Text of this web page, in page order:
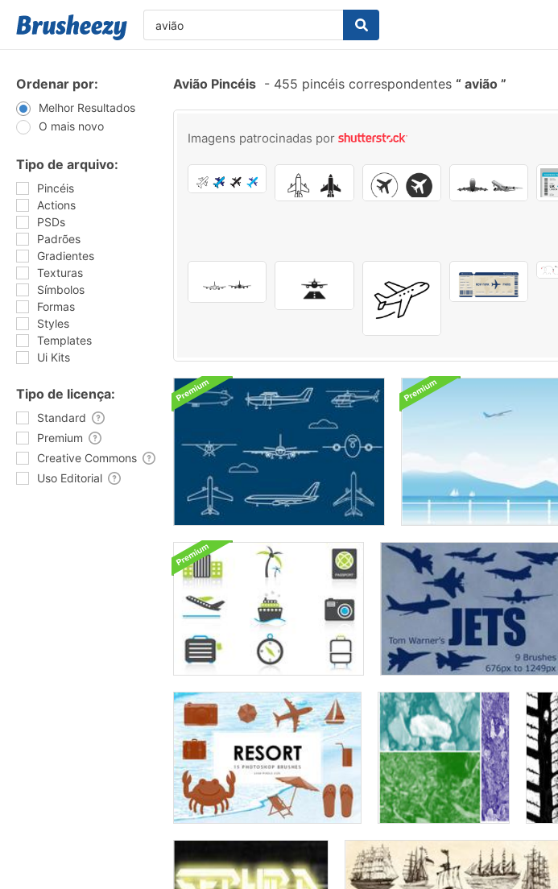
Ordenar por:
Melhor Resultados
O mais novo
Tipo de arquivo:
Pincéis
Actions
PSDs
Padrões
Gradientes
Texturas
Símbolos
Formas
Styles
Templates
Ui Kits
Tipo de licença:
Standard
Premium
Creative Commons
Uso Editorial
Avião Pincéis - 455 pincéis correspondentes avião
Imagens patrocinadas por